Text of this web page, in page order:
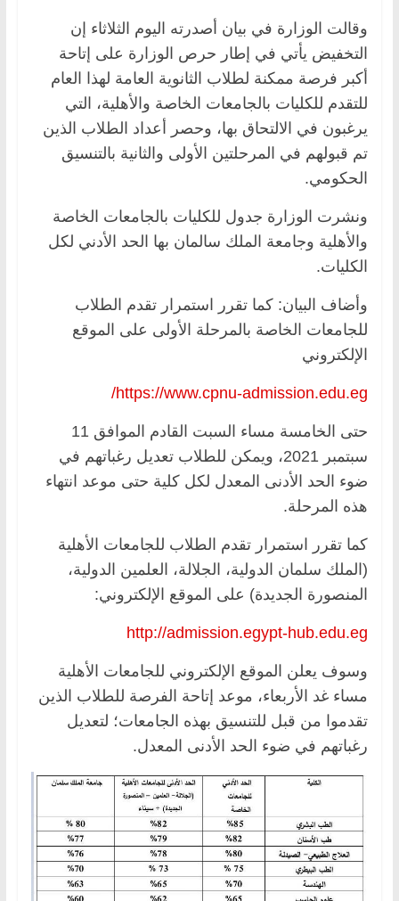
وقالت الوزارة في بيان أصدرته اليوم الثلاثاء إن
التخفيض يأتي في إطار حرص الوزارة على إتاحة
أكبر فرصة ممكنة لطلاب الثانوية العامة لهذا العام
للتقدم للكليات بالجامعات الخاصة والأهلية، التي
يرغبون في الالتحاق بها، وحصر أعداد الطلاب الذين
تم قبولهم في المرحلتين الأولى والثانية بالتنسيق
الحكومي.
ونشرت الوزارة جدول للكليات بالجامعات الخاصة
والأهلية وجامعة الملك سالمان بها الحد الأدني لكل
الكليات.
وأضاف البيان: كما تقرر استمرار تقدم الطلاب
للجامعات الخاصة بالمرحلة الأولى على الموقع
الإلكتروني
https://www.cpnu-admission.edu.eg/
حتى الخامسة مساء السبت القادم الموافق 11
سبتمبر 2021، ويمكن للطلاب تعديل رغباتهم في
ضوء الحد الأدنى المعدل لكل كلية حتى موعد انتهاء
هذه المرحلة.
كما تقرر استمرار تقدم الطلاب للجامعات الأهلية
(الملك سلمان الدولية، الجلالة، العلمين الدولية،
المنصورة الجديدة) على الموقع الإلكتروني:
http://admission.egypt-hub.edu.eg
وسوف يعلن الموقع الإلكتروني للجامعات الأهلية
مساء غد الأربعاء، موعد إتاحة الفرصة للطلاب الذين
تقدموا من قبل للتنسيق بهذه الجامعات؛ لتعديل
رغباتهم في ضوء الحد الأدنى المعدل.